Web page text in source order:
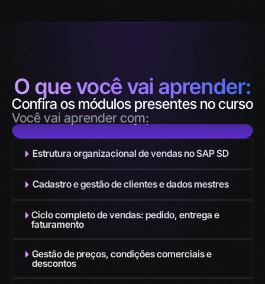
O que você vai aprender:
Confira os módulos presentes no curso
Você vai aprender com:
#SAP
Danilo Oliveira
Consultor Especialista em Integração de Sistemas
Estrutura organizacional de vendas no SAP SD
Cadastro e gestão de clientes e dados mestres
Ciclo completo de vendas: pedido, entrega e
faturamento
Gestão de preços, condições comerciais e
descontos